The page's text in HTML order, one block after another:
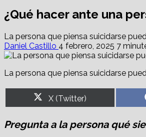
¿Qué hacer ante una
La persona que piensa suicidarse
Daniel Castillo 4 febrero, 2025 7
La persona que piensa suicidarse
Share
on
X (Twitter)
Pregunta a la persona qué